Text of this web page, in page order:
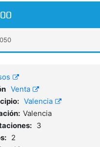
Venta
Valencia
Valencia
3
2